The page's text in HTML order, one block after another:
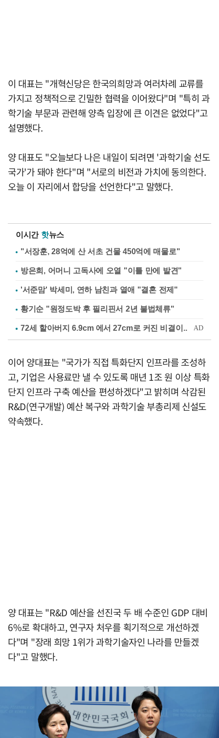
이 대표는 "개혁신당은 한국의희망과 여러차례 교류를
가지고 정책적으로 긴밀한 협력을 이어왔다"며 "특히 과
학기술 부문과 관련해 양측 입장에 큰 이견은 없었다"고
설명했다.
양 대표도 "오늘보다 나은 내일이 되려면 '과학기술 선도
국가'가 돼야 한다"며 "서로의 비전과 가치에 동의한다.
오늘 이 자리에서 합당을 선언한다"고 말했다.
이시간 핫뉴스
"서장훈, 28억에 산 서초 건물 450억에 매물로"
방은희, 어머니 고독사에 오열 "이틀 만에 발견"
'서준맘' 박세미, 연하 남친과 열애 "결혼 전제"
황기순 "원정도박 후 필리핀서 2년 불법체류"
이어 양대표는 "국가가 직접 특화단지 인프라를 조성하
고, 기업은 사용료만 낼 수 있도록 매년 1조 원 이상 특화
단지 인프라 구축 예산을 편성하겠다"고 밝히며 삭감된
R&D(연구개발) 예산 복구와 과학기술 부총리제 신설도
약속했다.
양 대표는 "R&D 예산을 선진국 두 배 수준인 GDP 대비
6%로 확대하고, 연구자 처우를 획기적으로 개선하겠
다"며 "장래 희망 1위가 과학기술자인 나라를 만들겠
다"고 말했다.